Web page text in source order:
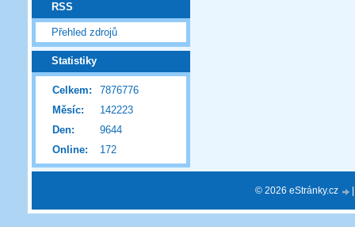
RSS
Přehled zdrojů
Statistiky
Online: 172
Celkem:
7876776
Měsíc:
142223
Den:
9644
© 2026 eStránky.cz